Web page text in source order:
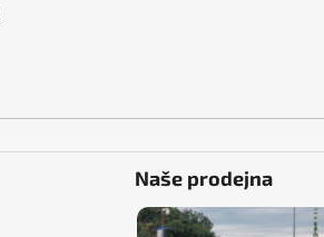
Naše prodejna